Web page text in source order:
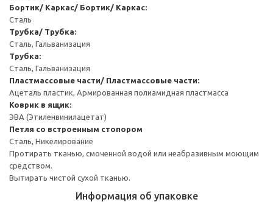
Бортик/ Каркас/ Бортик/ Каркас:
Сталь
Трубка/ Трубка:
Сталь, Гальванизация
Трубка:
Сталь, Гальванизация
Пластмассовые части/ Пластмассовые части:
Ацеталь пластик, Армированная полиамидная пластмасса
Коврик в ящик:
ЭВА (Этиленвинилацетат)
Петля со встроенным стопором
Сталь, Никелирование
Протирать тканью, смоченной водой или неабразивным моющим
средством.
Вытирать чистой сухой тканью.
Информация об упаковке